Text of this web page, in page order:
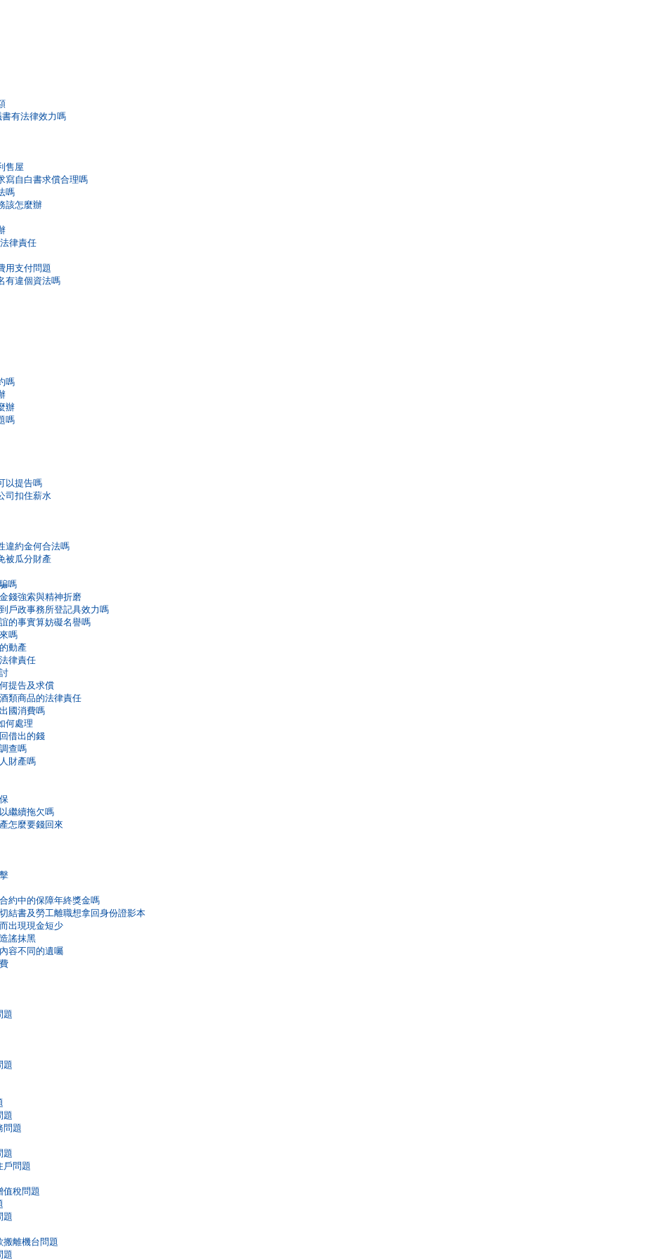
有法律效力嗎
售屋
寫自白書求償合理嗎
嗎
該怎麼辦
律責任
用支付問題
有違個資法嗎
嗎
辦
嗎
以提告嗎
司扣住薪水
違約金何合法嗎
被瓜分財產
嗎
錢強索與精神折磨
戶政事務所登記具效力嗎
的事實算妨礙名譽嗎
嗎
動產
律責任
提告及求償
類商品的法律責任
國消費嗎
何處理
借出的錢
查嗎
財產嗎
繼續拖欠嗎
怎麼要錢回來
約中的保障年終獎金嗎
結書及勞工離職想拿回身份證影本
出現現金短少
謠抹黑
容不同的遺囑
題
題
題
問題
題
戶問題
值稅問題
題
搬離機台問題
題